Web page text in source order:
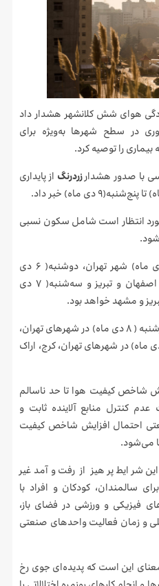
هوای شش کلانشهر هشدار داد
در سطح شهرها به‌ویژه برای
بیماری را توصیه کرد.
با صدور هشدارزردرنگ از پایداری
انتظار است شامل سکون نسبی
منطقه اثراین پدیده یکشنبه(۵ دی ماه) شهر تهران، دوشنبه( ۶ دی
ماه) شهرهای تهران، کرج، اراک، اصفهان و تبریز و سه‌شنبه( ۷ دی
و مشهد خواهد بود.
همچنین مشاهده این پدیده چهارشنبه ( ۸ دی ماه) در شهرهای تهران،
اراک و مشهد و پنج‌شنبه (۹ دی ماه) در شهرهای تهران، کرج، اراک
شاخص کیفیت هوا تا حد ناسالم
کنترل منابع آلاینده ثابت و
احتمال افزایش شاخص کیفیت
می‌شود.
شرایط پرهیز از رفت وآمد غیر
سالمندان، کودکان و افراد با
فیزیکی و ورزشی در فضای باز،
زمان فعالیت واحدهای صنعتی
این است که پدیده‌ای جوی رخ